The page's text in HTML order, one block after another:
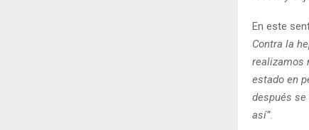
En este
Contra la
realizamos
estado en
después
así”.